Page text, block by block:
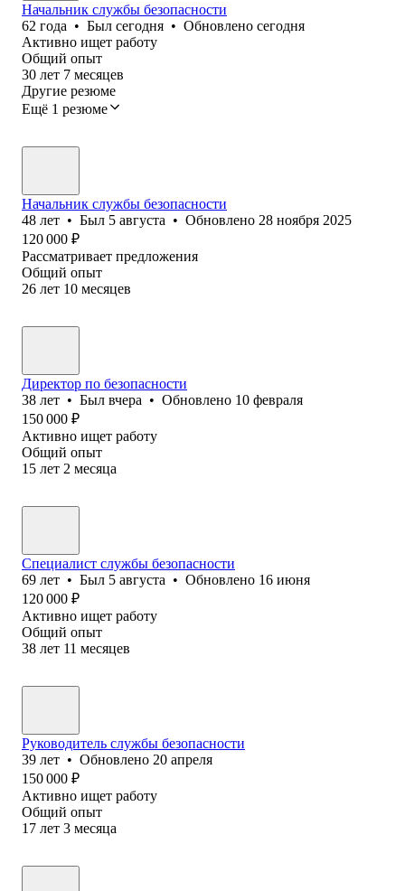
Начальник службы безопасности
62 года • Был сегодня • Обновлено сегодня
Активно ищет работу
Общий опыт
30 лет 7 месяцев
Другие резюме
Ещё 1 резюме
Начальник службы безопасности
48 лет • Был 5 августа • Обновлено 28 ноября 2025
120 000 ₽
Рассматривает предложения
Общий опыт
26 лет 10 месяцев
Директор по безопасности
38 лет • Был вчера • Обновлено 10 февраля
150 000 ₽
Активно ищет работу
Общий опыт
15 лет 2 месяца
Специалист службы безопасности
69 лет • Был 5 августа • Обновлено 16 июня
120 000 ₽
Активно ищет работу
Общий опыт
38 лет 11 месяцев
Руководитель службы безопасности
39 лет • Обновлено 20 апреля
150 000 ₽
Активно ищет работу
Общий опыт
17 лет 3 месяца